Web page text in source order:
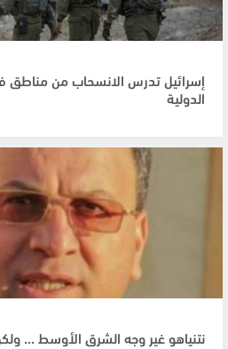
إسرائيل تدرس الانسحاب من مناطق
الدولية
نتنياهو غير وجه الشرق الأوسط …